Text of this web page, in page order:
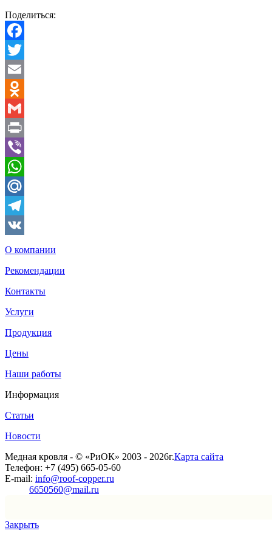
Поделиться:
Facebook
Twitter
Email
Odnoklassniki
Gmail
Print
Viber
WhatsApp
Mail.Ru
Telegram
VK
О компании
Рекомендации
Контакты
Услуги
Продукция
Цены
Наши работы
Информация
Статьи
Новости
Медная кровля - © «РиОК» 2003 - 2026г.Карта сайта
Телефон: +7 (495) 665-05-60
E-mail: info@roof-copper.ru
6650560@mail.ru
Закрыть